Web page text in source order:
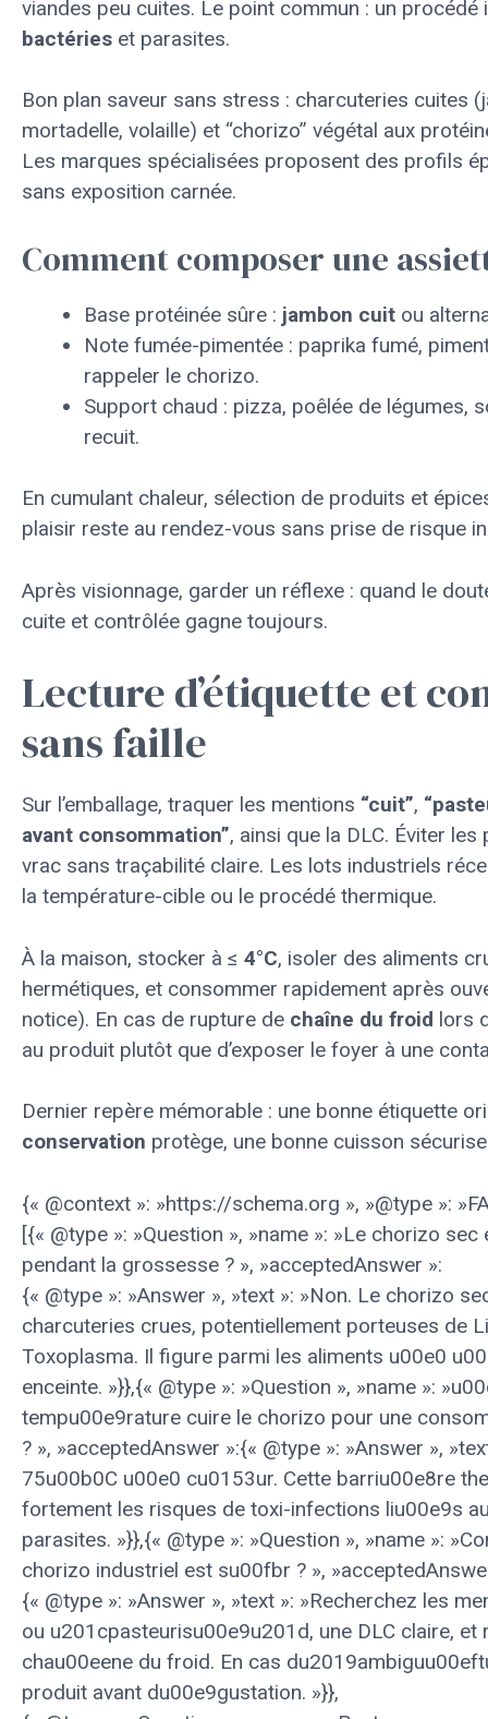
viandes peu cuites. Le point commun : un
bactéries et parasites.
Bon plan saveur sans stress : charcuteries cuites
mortadelle, volaille) et “chorizo” végétal aux
Les marques spécialisées proposent des profils
sans exposition carnée.
Comment composer une
Base protéinée sûre : jambon cuit ou
Note fumée-pimentée : paprika fumé,
rappeler le chorizo.
Support chaud : pizza, poêlée de légumes,
recuit.
En cumulant chaleur, sélection de produits et
plaisir reste au rendez-vous sans prise de risque
Après visionnage, garder un réflexe : quand le
cuite et contrôlée gagne toujours.
Lecture d’étiquette et
sans faille
Sur l’emballage, traquer les mentions “cuit”,
avant consommation”, ainsi que la DLC. Éviter
vrac sans traçabilité claire. Les lots industriels
la température-cible ou le procédé thermique.
À la maison, stocker à ≤ 4°C, isoler des aliments
hermétiques, et consommer rapidement après
notice). En cas de rupture de chaîne du froid lors
au produit plutôt que d’exposer le foyer à une
Dernier repère mémorable : une bonne étiquette
conservation protège, une bonne cuisson
{« @context »: »https://schema.org », »@type »:
[{« @type »: »Question », »name »: »Le chorizo
pendant la grossesse ? », »acceptedAnswer »:
{« @type »: »Answer », »text »: »Non. Le chorizo
charcuteries crues, potentiellement porteuses de
Toxoplasma. Il figure parmi les aliments u00e0
enceinte. »}},{« @type »: »Question », »name »:
tempu00e9rature cuire le chorizo pour une
? », »acceptedAnswer »:{« @type »: »Answer »,
75u00b0C u00e0 cu0153ur. Cette barriu00e8re
fortement les risques de toxi-infections liu00e9s
parasites. »}},{« @type »: »Question », »name »:
chorizo industriel est su00fbr ? »,
{« @type »: »Answer », »text »: »Recherchez les
ou u201cpasteurisu00e9u201d, une DLC claire, et
chau00eene du froid. En cas
produit avant du00e9gustation. »}},